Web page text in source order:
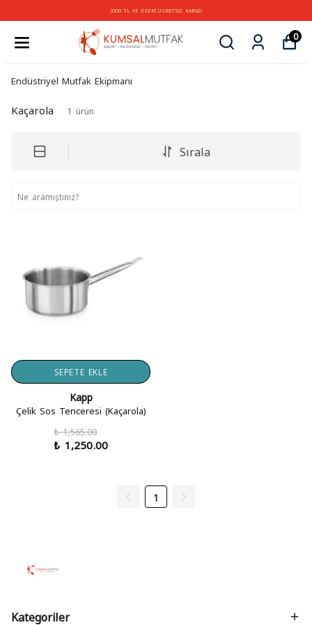
3500 TL VE ÜZERİ ÜCRETSİZ KARGO
0
Endüstriyel Mutfak Ekipmanı
Kaçarola 1 ürün
Sırala
SEPETE EKLE
Kapp
Çelik Sos Tenceresi (Kaçarola)
₺ 1,565.00
₺ 1,250.00
1
Kategoriler